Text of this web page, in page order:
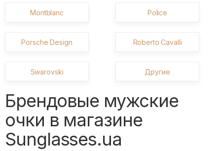
Montblanc Police
Porsche Design Roberto Cavalli
Swarovski Другие
Брендовые мужские
очки в магазине
Sunglasses.ua